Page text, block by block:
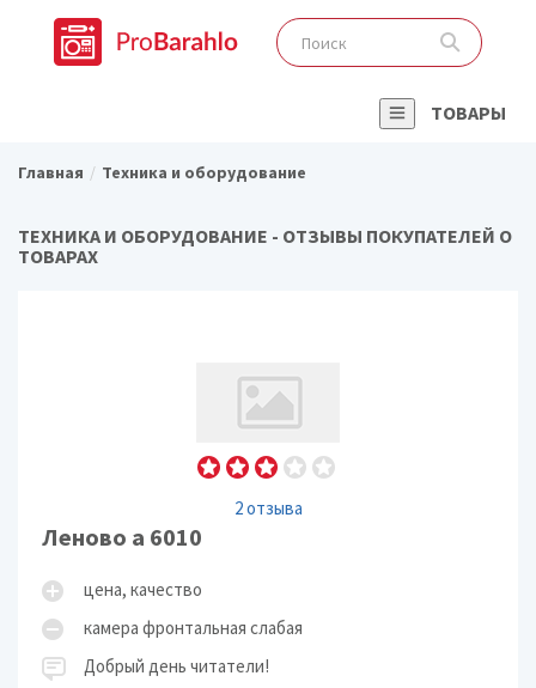
ТОВАРЫ
Главная Техника и оборудование
ТЕХНИКА И ОБОРУДОВАНИЕ - ОТЗЫВЫ ПОКУПАТЕЛЕЙ О
ТОВАРАХ
2 отзыва
Леново а 6010
цена, качество
камера фронтальная слабая
Добрый день читатели!